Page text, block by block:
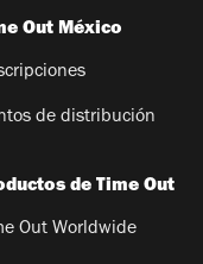
Out México
de distribución
de Time Out
Out Worldwide